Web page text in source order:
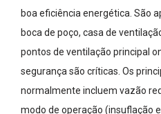
boa eficiência energética. São
boca de poço, casa de
pontos de ventilação principal
segurança são críticas. Os
normalmente incluem vazão
modo de operação (insuflação